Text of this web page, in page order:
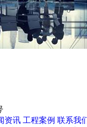
资讯 工程案例 联系我